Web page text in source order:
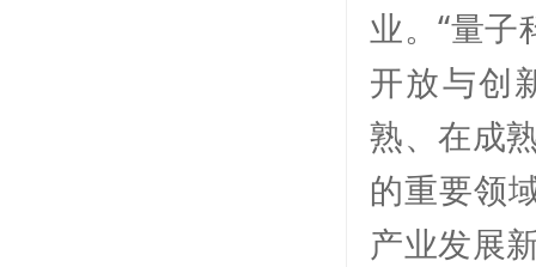
业。“量
开放与创
熟、在成
的重要领
产业发展